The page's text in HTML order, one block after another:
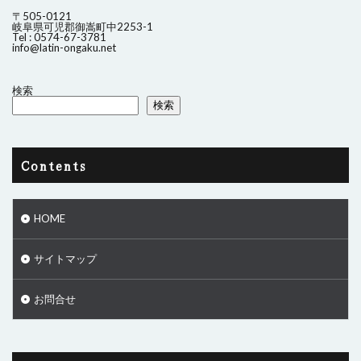
〒505-0121
岐阜県可児郡御嵩町中2253-1
Tel : 0574-67-3781
info@latin-ongaku.net
検索
検索
Contents
HOME
サイトマップ
お問合せ